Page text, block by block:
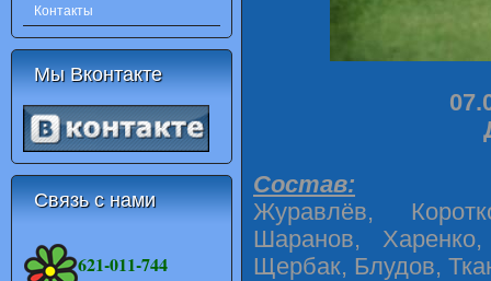
Контакты
Мы Вконтакте
Связь с нами
621-011-744
Состав:
Журавлёв,
Шаранов,
Щербак, Блудов,